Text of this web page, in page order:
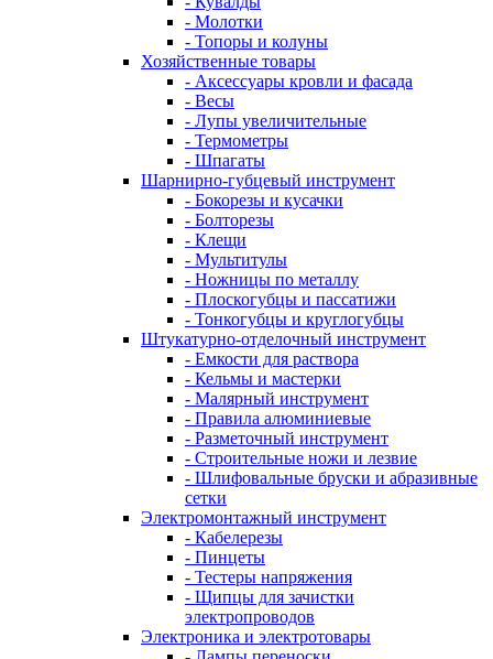
- Молотки
- Топоры и колуны
Хозяйственные товары
- Аксессуары кровли и фасада
- Весы
- Лупы увеличительные
- Термометры
- Шпагаты
Шарнирно-губцевый инструмент
- Бокорезы и кусачки
- Болторезы
- Клещи
- Мультитулы
- Ножницы по металлу
- Плоскогубцы и пассатижи
- Тонкогубцы и круглогубцы
Штукатурно-отделочный инструмент
- Емкости для раствора
- Кельмы и мастерки
- Малярный инструмент
- Правила алюминиевые
- Разметочный инструмент
- Строительные ножи и лезвие
- Шлифовальные бруски и абразивные
сетки
Электромонтажный инструмент
- Кабелерезы
- Пинцеты
- Тестеры напряжения
- Щипцы для зачистки
электропроводов
Электроника и электротовары